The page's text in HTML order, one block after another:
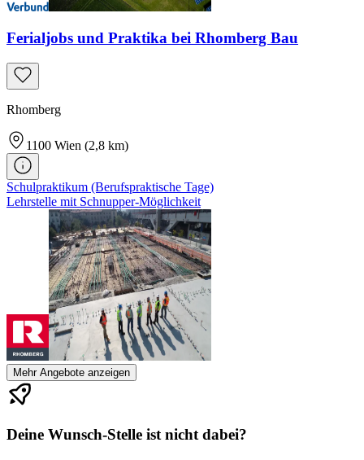
Ferialjobs und Praktika bei Rhomberg Bau
Rhomberg
1100 Wien (2,8 km)
Schulpraktikum (Berufspraktische Tage)
Lehrstelle mit Schnupper-Möglichkeit
Mehr Angebote anzeigen
Deine Wunsch-Stelle ist nicht dabei?